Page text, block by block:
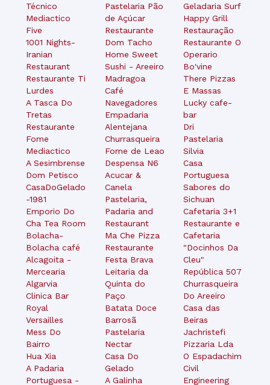
Técnico
Mediactico
Five
1001 Nights-
Iranian
Restaurant
Restaurante Ti
Lurdes
A Tasca Do
Tretas
Restaurante
Fome
Mediactico
A Sesimbrense
Dom Petisco
CasaDoGelado
-1981
Emporio Do
Cha Tea Room
Bolacha-
Bolacha café
Alcagoita -
Mercearia
Algarvia
Clinica Bar
Royal
Versailles
Mess Do
Bairro
Hua Xia
A Padaria
Portuguesa -
Pastelaria Pão
de Açúcar
Restaurante
Dom Tacho
Home Sweet
Sushi - Areeiro
Madragoa
Café
Navegadores
Empadaria
Alentejana
Churrasqueira
Fome de Leao
Despensa N6
Acucar &
Canela
Pastelaria,
Padaria and
Restaurant
Ma Che Pizza
Restaurante
Festa Brava
Leitaria da
Quinta do
Paço
Batata Doce
Barrosã
Pastelaria
Nectar
Casa Do
Gelado
A Galinha
Geladaria Surf
Happy Grill
Restauração
Restaurante O
Operario
Bo'vine
There Pizzas
E Massas
Lucky cafe-
bar
Dri
Pastelaria
Silvia
Casa
Portuguesa
Sabores do
Sichuan
Cafetaria 3+1
Restaurante e
Cafetaria
"Docinhos Da
Cleu"
República 507
Churrasqueira
Do Areeiro
Casa das
Beiras
Jachristefi
Pizzaria Lda
O Espadachim
Civil
Engineering